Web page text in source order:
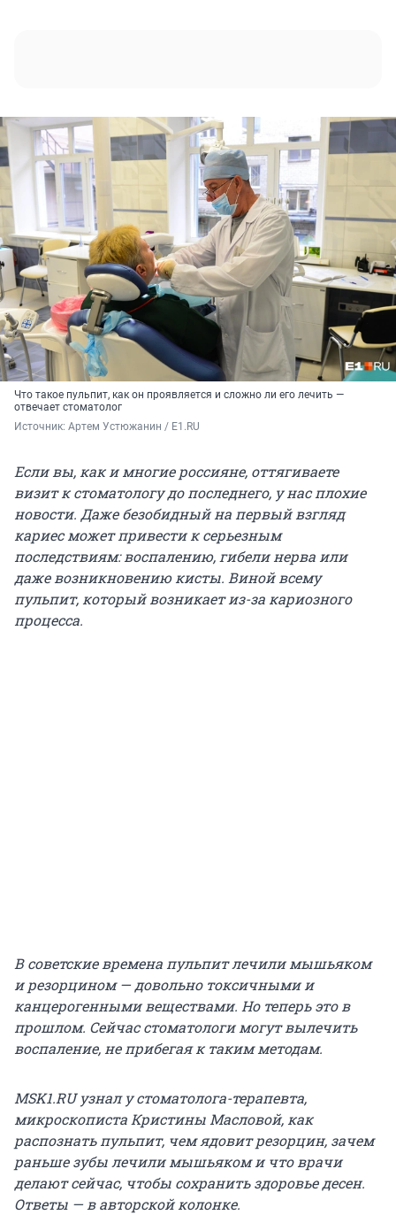
Что такое пульпит, как он проявляется и сложно ли его лечить —
отвечает стоматолог
Источник: Артем Устюжанин / E1.RU
Если вы, как и многие россияне, оттягиваете
визит к стоматологу до последнего, у нас плохие
новости. Даже безобидный на первый взгляд
кариес может привести к серьезным
последствиям: воспалению, гибели нерва или
даже возникновению кисты. Виной всему
пульпит, который возникает из-за кариозного
процесса.
В советские времена пульпит лечили мышьяком
и резорцином — довольно токсичными и
канцерогенными веществами. Но теперь это в
прошлом. Сейчас стоматологи могут вылечить
воспаление, не прибегая к таким методам.
MSK1.RU узнал у стоматолога-терапевта,
микроскописта Кристины Масловой, как
распознать пульпит, чем ядовит резорцин, зачем
раньше зубы лечили мышьяком и что врачи
делают сейчас, чтобы сохранить здоровье десен.
Ответы — в авторской колонке.